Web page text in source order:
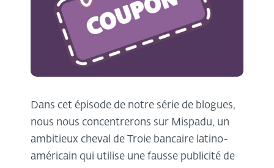
Dans cet épisode de notre série de blogues,
nous nous concentrerons sur Mispadu, un
ambitieux cheval de Troie bancaire latino-
américain qui utilise une fausse publicité de